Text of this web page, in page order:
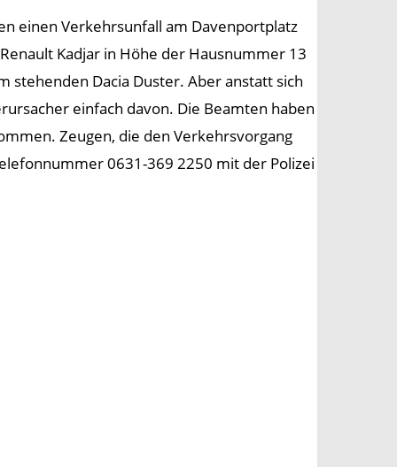
einen Verkehrsunfall am Davenportplatz
Kadjar in Höhe der Hausnummer 13
stehenden Dacia Duster. Aber anstatt sich
einfach davon. Die Beamten haben
Zeugen, die den Verkehrsvorgang
0631-369 2250 mit der Polizei